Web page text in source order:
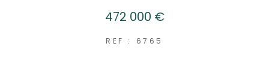
472 000 €
REF : 6765